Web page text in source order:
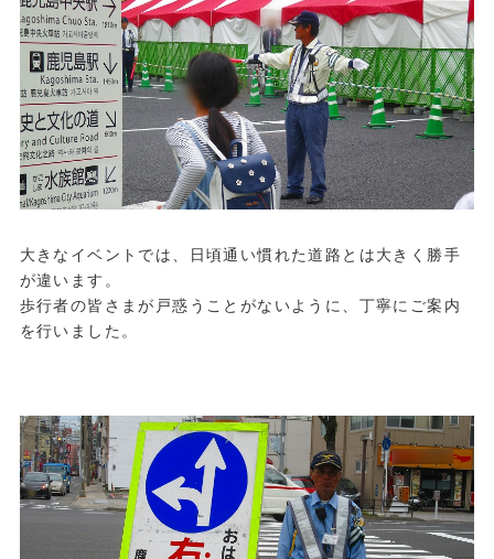
大きなイベントでは、日頃通い慣れた道路とは大きく勝手
が違います。
歩行者の皆さまが戸惑うことがないように、丁寧にご案内
を行いました。